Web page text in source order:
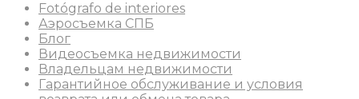
Fotógrafo de interiores
Аэросъемка СПБ
Блог
Видеосъемка недвижимости
Владельцам недвижимости
Гарантийное обслуживание и условия